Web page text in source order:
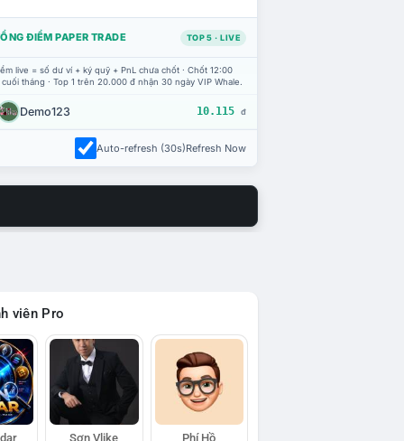
ĐIỂM PAPER TRADE TOP 5 · LIVE
live = số dư ví + ký quỹ + PnL chưa chốt · Chốt 12:00
tháng · Top 1 trên 20.000 đ nhận 30 ngày VIP Whale.
Demo123 10.115 đ
Auto-refresh (30s)Refresh Now
viên Pro
Sơn Vlike Phí Hồ